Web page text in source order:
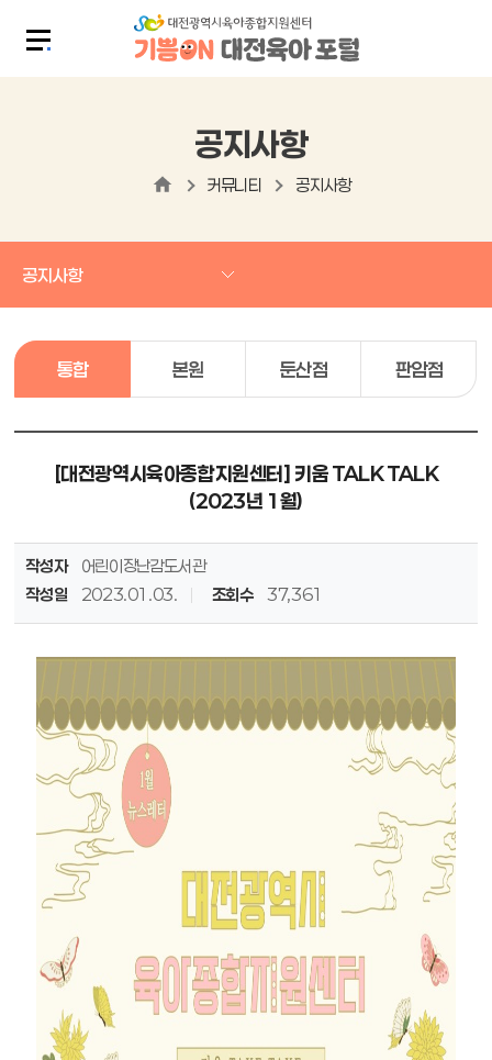
공지사항
커뮤니티 공지사항
공지사항
통합 본원 둔산점 판암점
[대전광역시육아종합지원센터] 키움 TALK TALK
(2023년 1월)
작성자
어린이장난감도서관
작성일
2023.01.03. 조회수 37,361